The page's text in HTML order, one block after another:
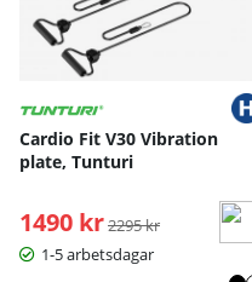
Cardio Fit V30 Vibration
plate, Tunturi
1490 kr Ordinarie pris:
2295 kr
1-5 arbetsdagar